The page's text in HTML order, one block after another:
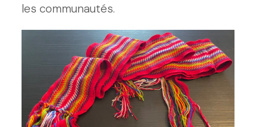
les communautés.